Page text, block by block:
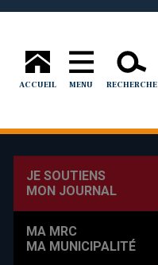
ACCUEIL MENU RECHERCHE
JE SOUTIENS
MON JOURNAL
MA MRC
MA MUNICIPALITÉ